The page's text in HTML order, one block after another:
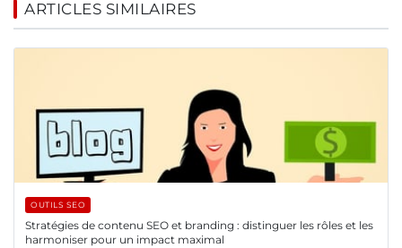
ARTICLES SIMILAIRES
OUTILS SEO
Stratégies de contenu SEO et branding : distinguer les rôles et les
harmoniser pour un impact maximal